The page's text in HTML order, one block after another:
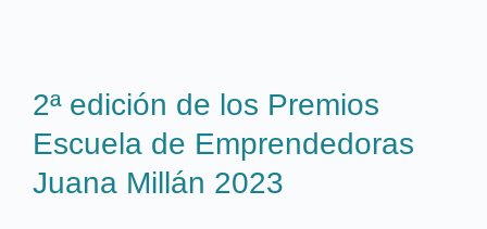
2ª edición de los Premios
Escuela de Emprendedoras
Juana Millán 2023